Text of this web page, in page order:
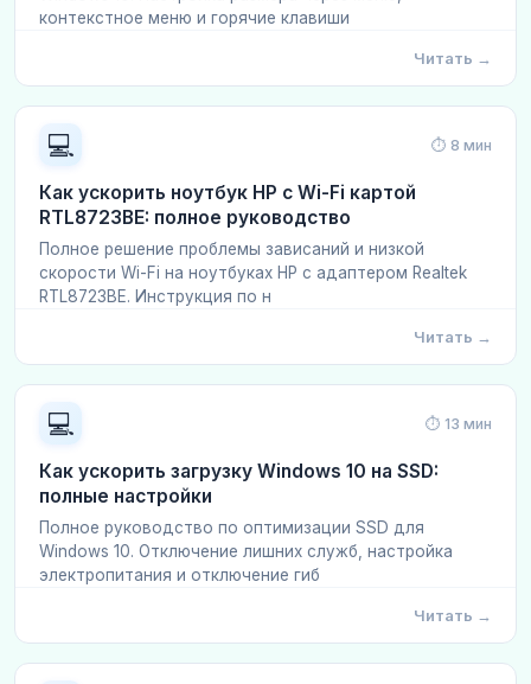
контекстное меню и горячие клавиши
Читать →
💻 ⏱ 8 мин
Как ускорить ноутбук HP с Wi-Fi картой
RTL8723BE: полное руководство
Полное решение проблемы зависаний и низкой
скорости Wi-Fi на ноутбуках HP с адаптером Realtek
RTL8723BE. Инструкция по н
Читать →
💻 ⏱ 13 мин
Как ускорить загрузку Windows 10 на SSD:
полные настройки
Полное руководство по оптимизации SSD для
Windows 10. Отключение лишних служб, настройка
электропитания и отключение гиб
Читать →